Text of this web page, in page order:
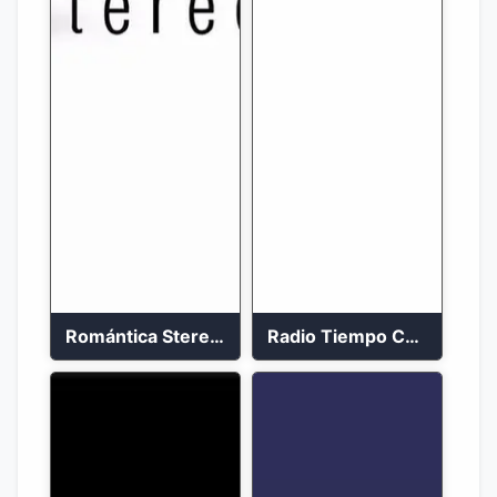
Romántica Stereo 88.1 FM Radio Tiempo Cali En Vivo 2023